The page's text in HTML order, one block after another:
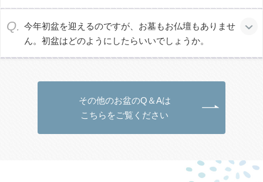
のだから、と。この⾔葉にすくわれた。介護を⼿伝っている
⾃分は「誠実でなければならない」という意識が、逃げた⾃
分を許さなかった。しかし、この⾔葉がその意識から解放
し、⾃分の姿を照らし出してくれた。
記憶の引き出しが上⼿くいかなくなり、さいごは寝たきりに
なった祖⺟との⽣活や死をとおして、⼈が「死ぬ」とはどう
いうことなのか、また死ななければならない⾝を「⽣きる」
とはどういうことなのか。そういう答えてみようのない問い
の〈滅びざるもの〉は、たびたび私を⽴ち⽌まらせ問いかけ
今年初盆を迎えるのですが、お墓もお仏壇もありませ
ん。初盆はどのようにしたらいいでしょうか。
その他のお盆のQ＆Aは
こちらをご覧ください